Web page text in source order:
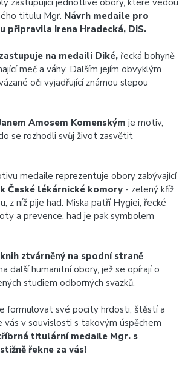
zastupující jednotlivé obory, které vedou
titulu Mgr. Návrh medaile pro
připravila Irena Hradecká, DiS.
na medaili Diké, řecká bohyně
meč a váhy. Dalším jejím obvyklým
oči vyjadřující známou slepou
Amosem Komenským je motiv,
se rozhodli svůj život zasvětit
medaile reprezentuje obory zabývající
České lékárnické komory - zelený kříž
z níž pije had. Miska patří Hygiei, řecké
a prevence, had je pak symbolem
ztvárněný na spodní straně
další humanitní obory, jež se opírají o
studiem odborných svazků.
formulovat své pocity hrdosti, štěstí a
v souvislosti s takovým úspěchem
titulární medaile Mgr. s
řekne za vás!